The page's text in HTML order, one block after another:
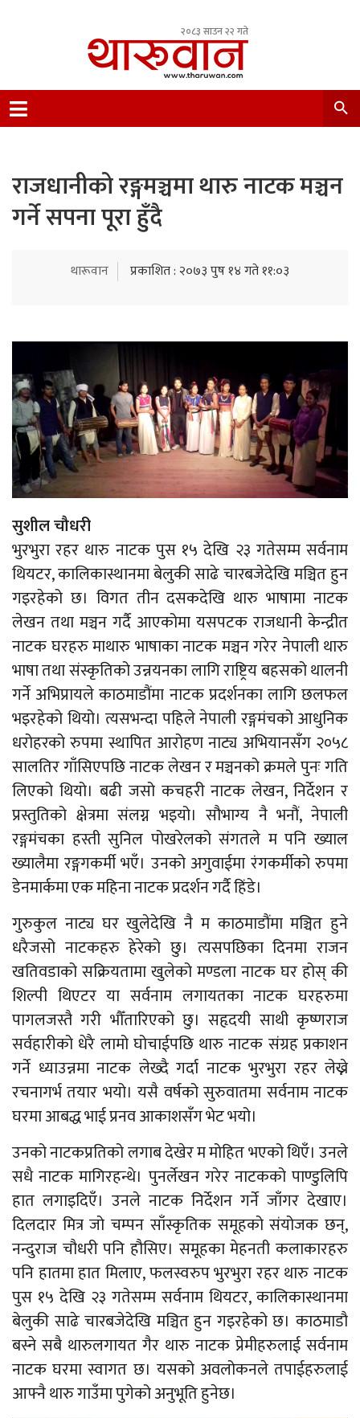
२०८३ साउन २२ गते
Nepal.
राजधानीको रङ्गमञ्चमा थारु नाटक मञ्चन
गर्ने सपना पूरा हुँदै
थारूवान प्रकाशित : २०७३ पुष १४ गते ११:०३
सुशील चौधरी
भुरभुरा रहर थारु नाटक पुस १५ देखि २३ गतेसम्म सर्वनाम
थियटर, कालिकास्थानमा बेलुकी साढे चारबजेदेखि मञ्चित हुन
गइरहेको छ। विगत तीन दसकदेखि थारु भाषामा नाटक
लेखन तथा मञ्चन गर्दै आएकोमा यसपटक राजधानी केन्द्रीत
नाटक घरहरु माथारु भाषाका नाटक मञ्चन गरेर नेपाली थारु
भाषा तथा संस्कृतिको उन्नयनका लागि राष्ट्रिय बहसको थालनी
गर्ने अभिप्रायले काठमाडौंमा नाटक प्रदर्शनका लागि छलफल
भइरहेको थियो। त्यसभन्दा पहिले नेपाली रङ्गमंचको आधुनिक
धरोहरको रुपमा स्थापित आरोहण नाट्य अभियानसँग २०५८
सालतिर गाँसिएपछि नाटक लेखन र मञ्चनको क्रमले पुनः गति
लिएको थियो। बढी जसो कचहरी नाटक लेखन, निर्देशन र
प्रस्तुतिको क्षेत्रमा संलग्न भइयो। सौभाग्य नै भनौं, नेपाली
रङ्गमंचका हस्ती सुनिल पोखरेलको संगतले म पनि ख्याल
ख्यालैमा रङ्गगकर्मी भएँ। उनको अगुवाईमा रंगकर्मीको रुपमा
डेनमार्कमा एक महिना नाटक प्रदर्शन गर्दै हिंडे।
गुरुकुल नाट्य घर खुलेदेखि नै म काठमाडौंमा मञ्चित हुने
धरैजसो नाटकहरु हेरेको छु। त्यसपछिका दिनमा राजन
खतिवडाको सक्रियतामा खुलेको मण्डला नाटक घर होस् की
शिल्पी थिएटर या सर्वनाम लगायतका नाटक घरहरुमा
पागलजस्तै गरी भौँतारिएको छु। सहृदयी साथी कृष्णराज
सर्वहारीको धेरै लामो घोचाईपछि थारु नाटक संग्रह प्रकाशन
गर्ने ध्याउन्नमा नाटक लेख्दै गर्दा नाटक भुरभुरा रहर लेख्ने
रचनागर्भ तयार भयो। यसै वर्षको सुरुवातमा सर्वनाम नाटक
घरमा आबद्ध भाई प्रनव आकाशसँग भेट भयो।
उनको नाटकप्रतिको लगाब देखेर म मोहित भएको थिएँ। उनले
सधै नाटक मागिरहन्थे। पुनर्लेखन गरेर नाटकको पाण्डुलिपि
हात लगाइदिएँ। उनले नाटक निर्देशन गर्ने जाँगर देखाए।
दिलदार मित्र जो चम्पन साँस्कृतिक समूहको संयोजक छन्,
नन्दुराज चौधरी पनि हौसिए। समूहका मेहनती कलाकारहरु
पनि हातमा हात मिलाए, फलस्वरुप भुरभुरा रहर थारु नाटक
पुस १५ देखि २३ गतेसम्म सर्वनाम थियटर, कालिकास्थानमा
बेलुकी साढे चारबजेदेखि मञ्चित हुन गइरहेको छ। काठमाडौ
बस्ने सबै थारुलगायत गैर थारु नाटक प्रेमीहरुलाई सर्वनाम
नाटक घरमा स्वागत छ। यसको अवलोकनले तपाईहरुलाई
आफ्नै थारु गाउँमा पुगेको अनुभूति हुनेछ।